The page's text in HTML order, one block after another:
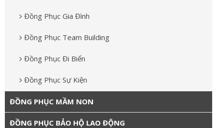
Đồng Phục Gia Đình
Đồng Phục Team Building
Đồng Phục Đi Biển
Đồng Phục Sự Kiện
ĐỒNG PHỤC MẦM NON
ĐỒNG PHỤC BẢO HỘ LAO ĐỘNG